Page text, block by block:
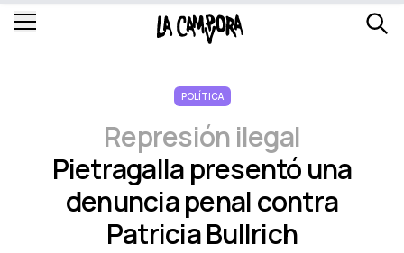
POLÍTICA
Represión ilegal
Pietragalla presentó una
denuncia penal contra
Patricia Bullrich